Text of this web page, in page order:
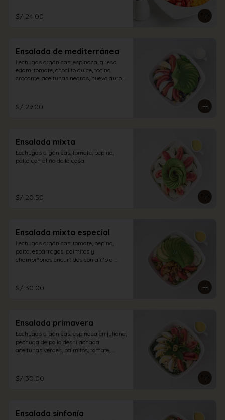
S/ 24.00
Ensalada de mediterránea
Lechugas orgánicas, espinaca, queso
edam, tomate, choclito dulce, tocino
crocante, aceitunas negras, huevo duro y
S/ 29.00
Ensalada mixta
Lechugas orgánicas, tomate, pepino,
palta con aliño de la casa.
S/ 20.50
Ensalada mixta especial
Lechugas orgánicas, tomate, pepino,
palta, espárragos, palmitos y
champiñones encurtidos con aliño a
S/ 30.00
Ensalada primavera
Lechugas orgánicas, espinaca en juliana,
pechuga de pollo deshilachada,
aceitunas verdes, palmitos, tomate,
S/ 30.00
Ensalada sinfonía